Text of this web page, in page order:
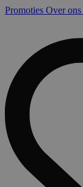
Promoties Over ons